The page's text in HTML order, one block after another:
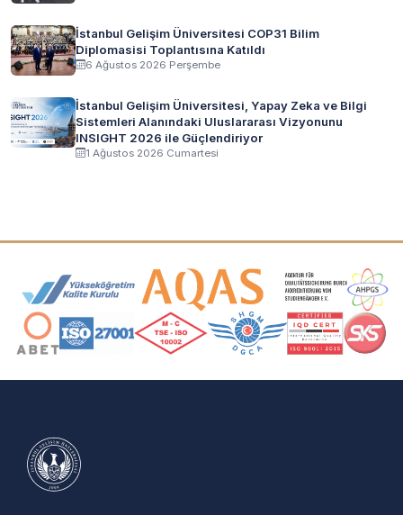
İstanbul Gelişim Üniversitesi COP31 Bilim
Diplomasisi Toplantısına Katıldı
6 Ağustos 2026 Perşembe
İstanbul Gelişim Üniversitesi, Yapay Zeka ve Bilgi
Sistemleri Alanındaki Uluslararası Vizyonunu
INSIGHT 2026 ile Güçlendiriyor
1 Ağustos 2026 Cumartesi
Akreditasyon ve Üyelik Logoları